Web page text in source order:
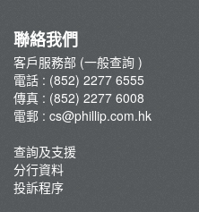
轉入股票
孖展及利率
佣金及收費資料
表格下載
最新推廣及優惠
重要通知
聯絡我們
客戶服務部 (一般查詢 )
電話 : (852) 2277 6555
傳真 : (852) 2277 6008
電郵 : cs@phillip.com.hk
查詢及支援
分行資料
投訴程序